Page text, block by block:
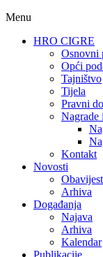
Menu
HRO CIGRE
Osnovni
Opći
Tajništvo
Tijela
Pravni
Nagrade
Kontakt
Novosti
Arhiva
Događanja
Najava
Arhiva
Kalendar
Publikacije